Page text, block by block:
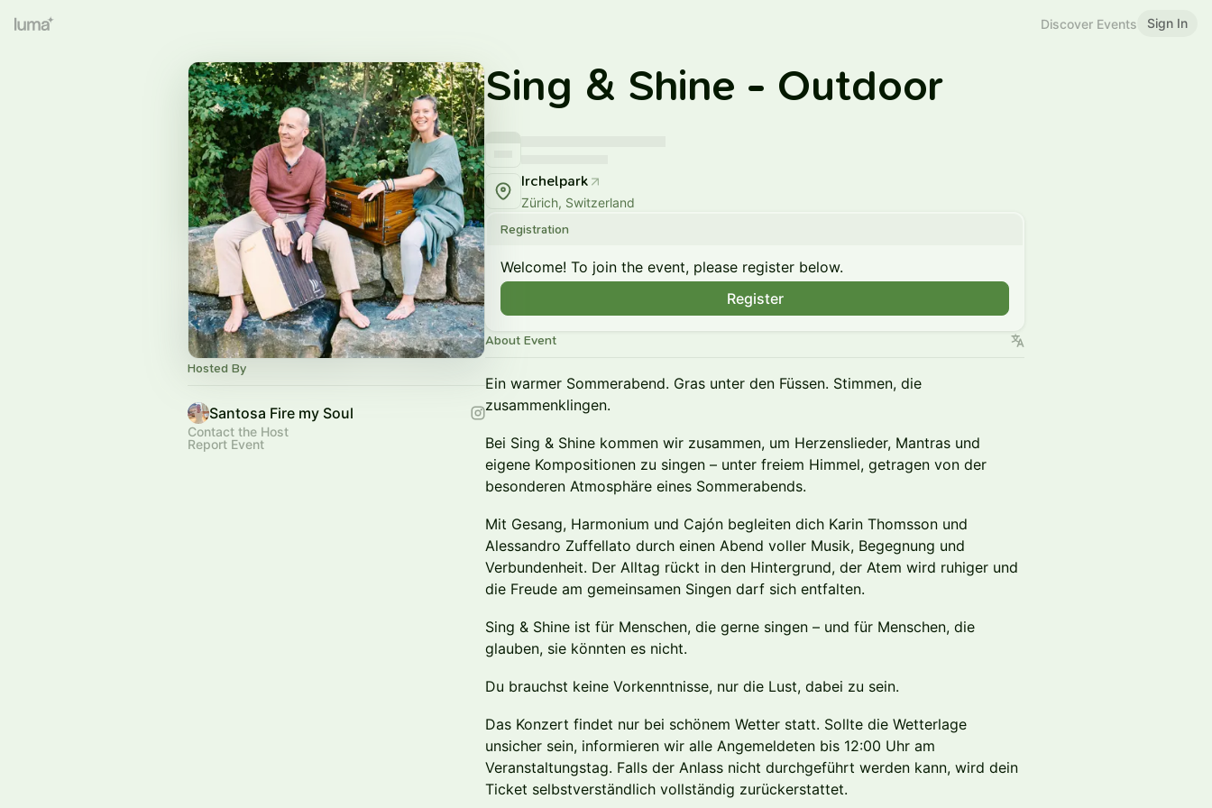
Discover Events Sign In
Hosted By
Santosa Fire my Soul
Contact the Host
Report Event
Sing & Shine - Outdoor
Irchelpark
Zürich, Switzerland
Registration
Welcome! To join the event, please register below.
Register
About Event
Ein warmer Sommerabend. Gras unter den Füssen. Stimmen, die
zusammenklingen.
Bei Sing & Shine kommen wir zusammen, um Herzenslieder, Mantras und
eigene Kompositionen zu singen – unter freiem Himmel, getragen von der
besonderen Atmosphäre eines Sommerabends.
Mit Gesang, Harmonium und Cajón begleiten dich Karin Thomsson und
Alessandro Zuffellato durch einen Abend voller Musik, Begegnung und
Verbundenheit. Der Alltag rückt in den Hintergrund, der Atem wird ruhiger und
die Freude am gemeinsamen Singen darf sich entfalten.
Sing & Shine ist für Menschen, die gerne singen – und für Menschen, die
glauben, sie könnten es nicht.
Du brauchst keine Vorkenntnisse, nur die Lust, dabei zu sein.
Das Konzert findet nur bei schönem Wetter statt. Sollte die Wetterlage
unsicher sein, informieren wir alle Angemeldeten bis 12:00 Uhr am
Veranstaltungstag. Falls der Anlass nicht durchgeführt werden kann, wird dein
Ticket selbstverständlich vollständig zurückerstattet.